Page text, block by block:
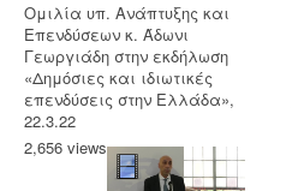
Ομιλία υπ. Ανάπτυξης και
Επενδύσεων κ. Άδωνι
Γεωργιάδη στην εκδήλωση
«Δημόσιες και ιδιωτικές
επενδύσεις στην Ελλάδα»,
22.3.22
2,656 views